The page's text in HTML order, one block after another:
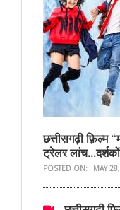
छत्तीसगढ़ी फ़िल्म
ट्रेलर
POSTED ON: MAY